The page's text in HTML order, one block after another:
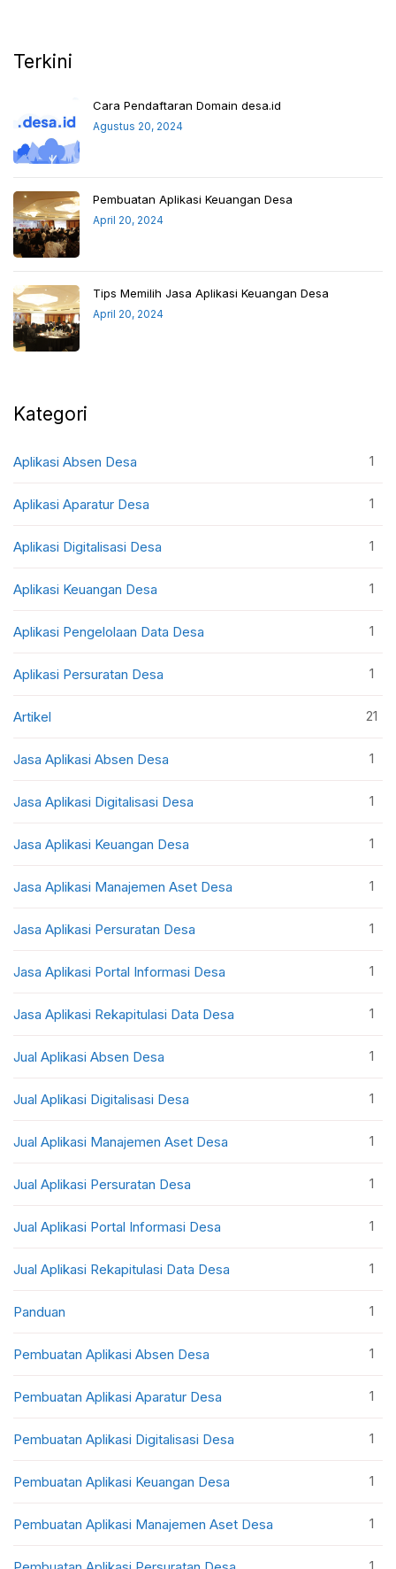
Terkini
Cara Pendaftaran Domain desa.id
Agustus 20, 2024
Pembuatan Aplikasi Keuangan Desa
April 20, 2024
Tips Memilih Jasa Aplikasi Keuangan Desa
April 20, 2024
Kategori
Aplikasi Absen Desa 1
Aplikasi Aparatur Desa 1
Aplikasi Digitalisasi Desa 1
Aplikasi Keuangan Desa 1
Aplikasi Pengelolaan Data Desa 1
Aplikasi Persuratan Desa 1
Artikel 21
Jasa Aplikasi Absen Desa 1
Jasa Aplikasi Digitalisasi Desa 1
Jasa Aplikasi Keuangan Desa 1
Jasa Aplikasi Manajemen Aset Desa 1
Jasa Aplikasi Persuratan Desa 1
Jasa Aplikasi Portal Informasi Desa 1
Jasa Aplikasi Rekapitulasi Data Desa 1
Jual Aplikasi Absen Desa 1
Jual Aplikasi Digitalisasi Desa 1
Jual Aplikasi Manajemen Aset Desa 1
Jual Aplikasi Persuratan Desa 1
Jual Aplikasi Portal Informasi Desa 1
Jual Aplikasi Rekapitulasi Data Desa 1
Panduan 1
Pembuatan Aplikasi Absen Desa 1
Pembuatan Aplikasi Aparatur Desa 1
Pembuatan Aplikasi Digitalisasi Desa 1
Pembuatan Aplikasi Keuangan Desa 1
Pembuatan Aplikasi Manajemen Aset Desa 1